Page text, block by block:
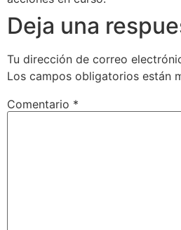
Deja una
Tu dirección de correo
Los campos obligatorios están
Comentario *